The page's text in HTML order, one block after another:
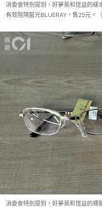
消委會特別提到，好夢萊和恆益的樣
有效阻隔藍光BLUERAY，售25元。（
消委會特別提到，好夢萊和恆益的標